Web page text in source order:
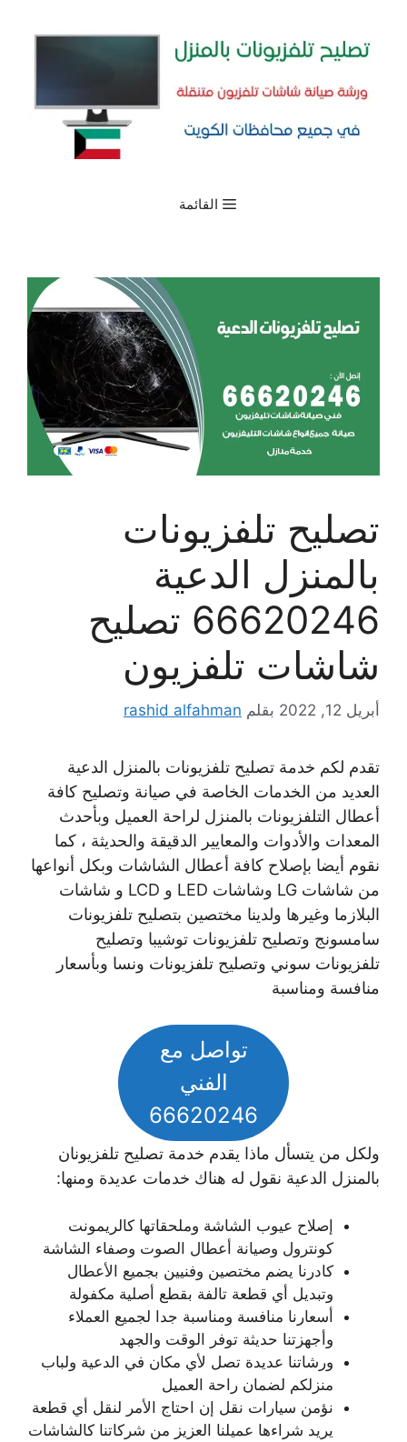
المحتوى
القائمة
تصليح تلفزيونات
بالمنزل الدعية
66620246 تصليح
شاشات تلفزيون
أبريل 12, 2022 بقلم rashid alfahman
تقدم لكم خدمة تصليح تلفزيونات بالمنزل الدعية
العديد من الخدمات الخاصة في صيانة وتصليح كافة
أعطال التلفزيونات بالمنزل لراحة العميل وبأحدث
المعدات والأدوات والمعايير الدقيقة والحديثة ، كما
نقوم أيضا بإصلاح كافة أعطال الشاشات وبكل أنواعها
من شاشات LG وشاشات LED و LCD و شاشات
البلازما وغيرها ولدينا مختصين بتصليح تلفزيونات
سامسونج وتصليح تلفزيونات توشيبا وتصليح
تلفزيونات سوني وتصليح تلفزيونات ونسا وبأسعار
منافسة ومناسبة
تواصل مع
الفني
66620246
ولكل من يتسأل ماذا يقدم خدمة تصليح تلفزيونان
بالمنزل الدعية نقول له هناك خدمات عديدة ومنها:
إصلاح عيوب الشاشة وملحقاتها كالريمونت
كونترول وصيانة أعطال الصوت وصفاء الشاشة
كادرنا يضم مختصين وفنيين بجميع الأعطال
وتبديل أي قطعة تالفة بقطع أصلية مكفولة
أسعارنا منافسة ومناسبة جدا لجميع العملاء
وأجهزتنا حديثة توفر الوقت والجهد
ورشاتنا عديدة تصل لأي مكان في الدعية ولباب
منزلكم لضمان راحة العميل
نؤمن سيارات نقل إن احتاج الأمر لنقل أي قطعة
يريد شراءها عميلنا العزيز من شركاتنا كالشاشات